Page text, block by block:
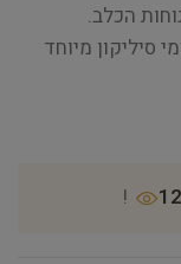
הכלב.
סיליקון מיוחד
12